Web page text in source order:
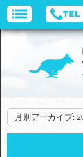
月別アーカイブ: